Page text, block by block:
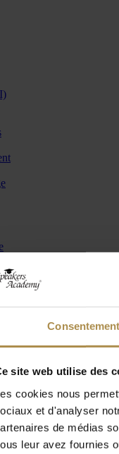
Consentement
site web utilise des
cookies nous
et d'analyser
de médias
leur avez fournies